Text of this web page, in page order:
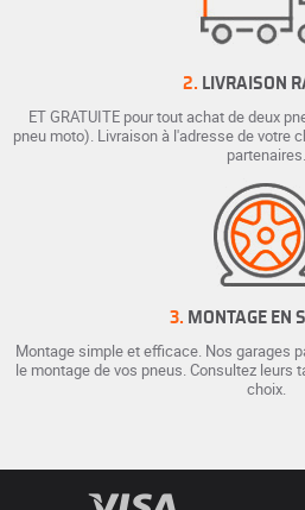
2. LIVRAISON
ET GRATUITE pour tout achat de deux
pneu moto). Livraison à l'adresse de votre
partenaires.
3. MONTAGE EN
Montage simple et efficace. Nos garages
le montage de vos pneus. Consultez leurs
choix.